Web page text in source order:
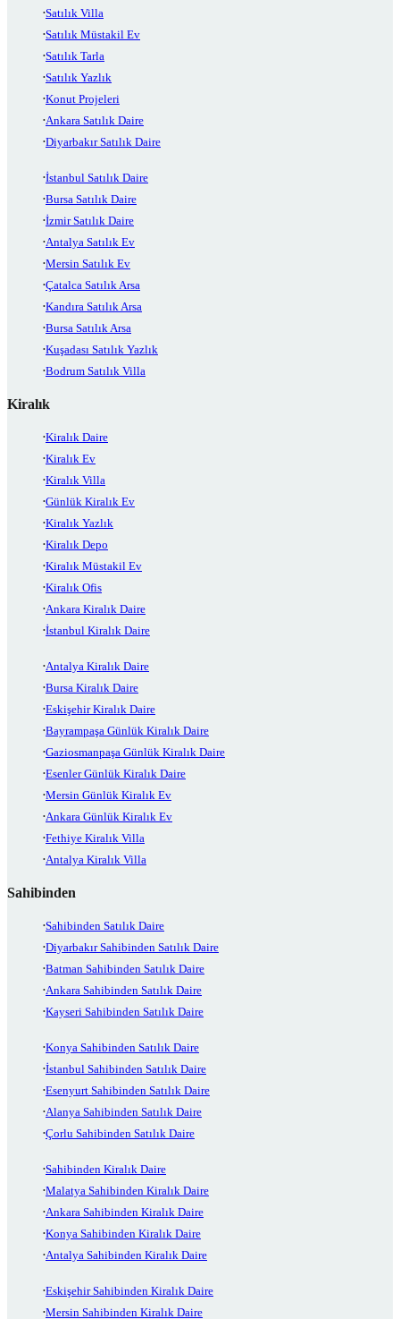
Satılık Villa
Satılık Müstakil Ev
Satılık Tarla
Satılık Yazlık
Konut Projeleri
Ankara Satılık Daire
Diyarbakır Satılık Daire
İstanbul Satılık Daire
Bursa Satılık Daire
İzmir Satılık Daire
Antalya Satılık Ev
Mersin Satılık Ev
Çatalca Satılık Arsa
Kandıra Satılık Arsa
Bursa Satılık Arsa
Kuşadası Satılık Yazlık
Bodrum Satılık Villa
Kiralık
Kiralık Daire
Kiralık Ev
Kiralık Villa
Günlük Kiralık Ev
Kiralık Yazlık
Kiralık Depo
Kiralık Müstakil Ev
Kiralık Ofis
Ankara Kiralık Daire
İstanbul Kiralık Daire
Antalya Kiralık Daire
Bursa Kiralık Daire
Eskişehir Kiralık Daire
Bayrampaşa Günlük Kiralık Daire
Gaziosmanpaşa Günlük Kiralık Daire
Esenler Günlük Kiralık Daire
Mersin Günlük Kiralık Ev
Ankara Günlük Kiralık Ev
Fethiye Kiralık Villa
Antalya Kiralık Villa
Sahibinden
Sahibinden Satılık Daire
Diyarbakır Sahibinden Satılık Daire
Batman Sahibinden Satılık Daire
Ankara Sahibinden Satılık Daire
Kayseri Sahibinden Satılık Daire
Konya Sahibinden Satılık Daire
İstanbul Sahibinden Satılık Daire
Esenyurt Sahibinden Satılık Daire
Alanya Sahibinden Satılık Daire
Çorlu Sahibinden Satılık Daire
Sahibinden Kiralık Daire
Malatya Sahibinden Kiralık Daire
Ankara Sahibinden Kiralık Daire
Konya Sahibinden Kiralık Daire
Antalya Sahibinden Kiralık Daire
Eskişehir Sahibinden Kiralık Daire
Mersin Sahibinden Kiralık Daire